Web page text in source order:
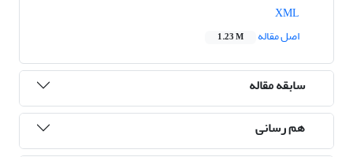
اصل مقاله
1.23 M
سابقه مقاله
هم رسانی